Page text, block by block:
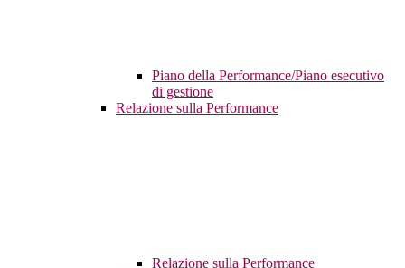
Piano della Performance/Piano esecutivo
di gestione
Relazione sulla Performance
Relazione sulla Performance